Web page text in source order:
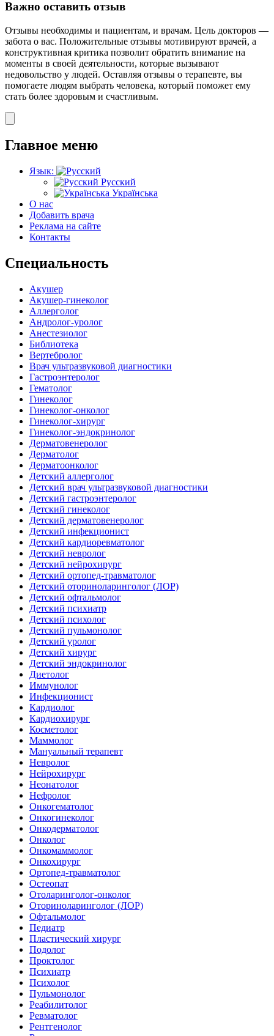
Важно оставить отзыв
Отзывы необходимы и пациентам, и врачам. Цель докторов —
забота о вас. Положительные отзывы мотивируют врачей, а
конструктивная критика позволит обратить внимание на
моменты в своей деятельности, которые вызывают
недовольство у людей. Оставляя отзывы о терапевте, вы
помогаете людям выбрать человека, который поможет ему
стать более здоровым и счастливым.
Главное меню
Язык:
Русский
Українська
О нас
Добавить врача
Реклама на сайте
Контакты
Специальность
Акушер
Акушер-гинеколог
Аллерголог
Андролог-уролог
Анестезиолог
Библиотека
Вертебролог
Врач ультразвуковой диагностики
Гастроэнтеролог
Гематолог
Гинеколог
Гинеколог-онколог
Гинеколог-хирург
Гинеколог-эндокринолог
Дерматовенеролог
Дерматолог
Дерматоонколог
Детский аллерголог
Детский врач ультразвуковой диагностики
Детский гастроэнтеролог
Детский гинеколог
Детский дерматовенеролог
Детский инфекционист
Детский кардиоревматолог
Детский невролог
Детский нейрохирург
Детский ортопед-травматолог
Детский оториноларинголог (ЛОР)
Детский офтальмолог
Детский психиатр
Детский психолог
Детский пульмонолог
Детский уролог
Детский хирург
Детский эндокринолог
Диетолог
Иммунолог
Инфекционист
Кардиолог
Кардиохирург
Косметолог
Маммолог
Мануальный терапевт
Невролог
Нейрохирург
Неонатолог
Нефролог
Онкогематолог
Онкогинеколог
Онкодерматолог
Онколог
Онкомаммолог
Онкохирург
Ортопед-травматолог
Остеопат
Отоларинголог-онколог
Оториноларинголог (ЛОР)
Офтальмолог
Педиатр
Пластический хирург
Подолог
Проктолог
Психиатр
Психолог
Пульмонолог
Реабилитолог
Ревматолог
Рентгенолог